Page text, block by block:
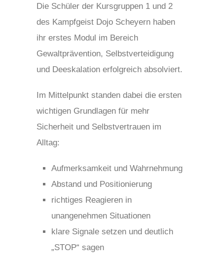
Die Schüler der Kursgruppen 1 und 2
des Kampfgeist Dojo Scheyern haben
ihr erstes Modul im Bereich
Gewaltprävention, Selbstverteidigung
und Deeskalation erfolgreich absolviert.
Im Mittelpunkt standen dabei die ersten
wichtigen Grundlagen für mehr
Sicherheit und Selbstvertrauen im
Alltag:
Aufmerksamkeit und Wahrnehmung
Abstand und Positionierung
richtiges Reagieren in
unangenehmen Situationen
klare Signale setzen und deutlich
„STOP“ sagen